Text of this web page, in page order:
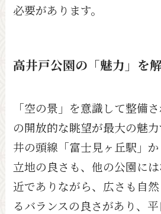
必要があります。
高井戸公園の「魅力」を
「空の景」を意識して整備
の開放的な眺望が最大の魅
井の頭線「富士見ヶ丘駅」
立地の良さも、他の公園に
近でありながら、広さも自
るバランスの良さがあり、